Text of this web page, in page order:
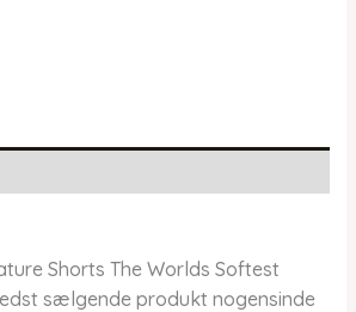
Shorts The Worlds Softest
sælgende produkt nogensinde